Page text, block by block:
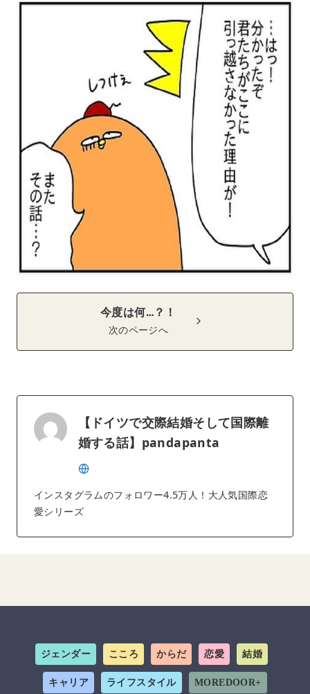
今度は何…？！
次のページへ
【ドイツで交際結婚そして国際離
婚する話】pandapanta
インスタグラムのフォロワー4.5万人！大人気国際恋
愛シリーズ
ジェンダー こころ からだ 恋愛 結婚
キャリア ライフスタイル MOREDOOR+